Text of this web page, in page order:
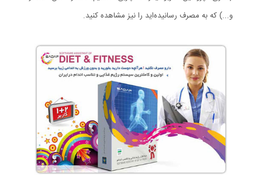
و...) كه به مصرف رسانيده‌ايد را نيز مشاهده كنيد.